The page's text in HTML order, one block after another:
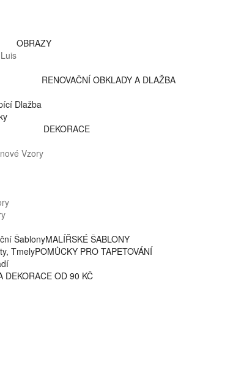
OBRAZY
RENOVAČNÍ OBKLADY A DLAŽBA
Dlažba
DEKORACE
Vzory
MALÍŘSKÉ ŠABLONY
Šablony
POMŮCKY PRO TAPETOVÁNÍ
Tmely
DEKORACE OD 90 KČ